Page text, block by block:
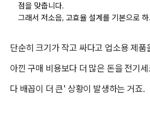
점을 맞춥니다.
그래서 저소음, 고효율 설계를 기본으로
단순히 크기가 작고 싸다고 업소용 제품
아낀 구매 비용보다 더 많은 돈을 전기
다 배꼽이 더 큰' 상황이 발생하는 거죠.